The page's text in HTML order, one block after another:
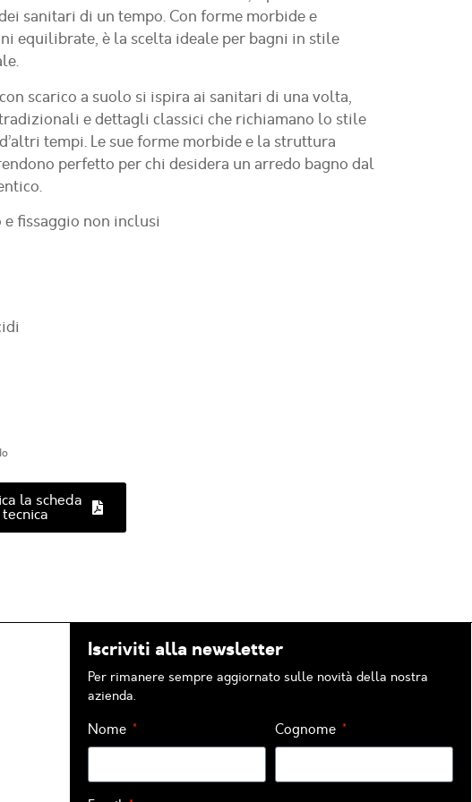
sanitari di un tempo. Con forme morbide e
equilibrate, è la scelta ideale per bagni in stile
scarico a suolo si ispira ai sanitari di una volta,
e dettagli classici che richiamano lo stile
tempi. Le sue forme morbide e la struttura
perfetto per chi desidera un arredo bagno dal
e fissaggio non inclusi
la scheda
tecnica
Iscriviti alla newsletter
Per rimanere sempre aggiornato sulle novità della nostra
azienda.
Nome Cognome